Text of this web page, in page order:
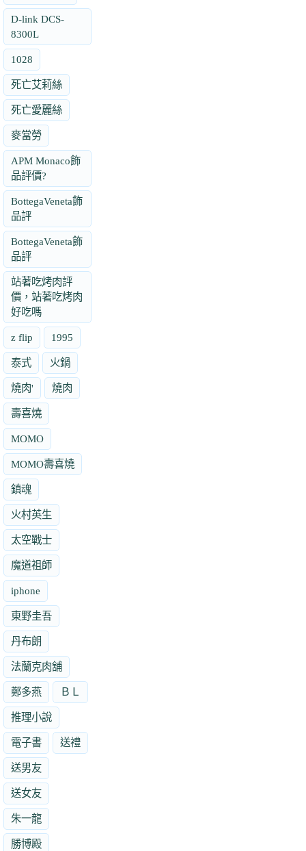
D-link DCS-
8300L
1028
死亡艾莉絲
死亡愛麗絲
麥當勞
APM Monaco飾
品評價?
BottegaVeneta飾
品評
BottegaVeneta飾
品評
站著吃烤肉評
價，站著吃烤肉
好吃嗎
z flip 1995
泰式 火鍋
燒肉' 燒肉
壽喜燒
MOMO
MOMO壽喜燒
鎮魂
火村英生
太空戰士
魔道祖師
iphone
東野圭吾
丹布朗
法蘭克肉舖
鄭多燕 ＢＬ
推理小說
電子書 送禮
送男友
送女友
朱一龍
勝博殿